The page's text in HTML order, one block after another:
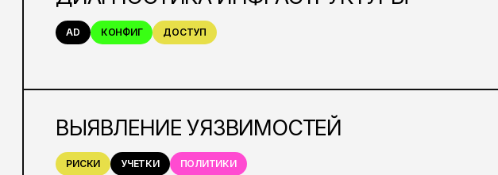
AD КОНФИГ ДОСТУП
ВЫЯВЛЕНИЕ УЯЗВИМОСТЕЙ
РИСКИ УЧЕТКИ ПОЛИТИКИ